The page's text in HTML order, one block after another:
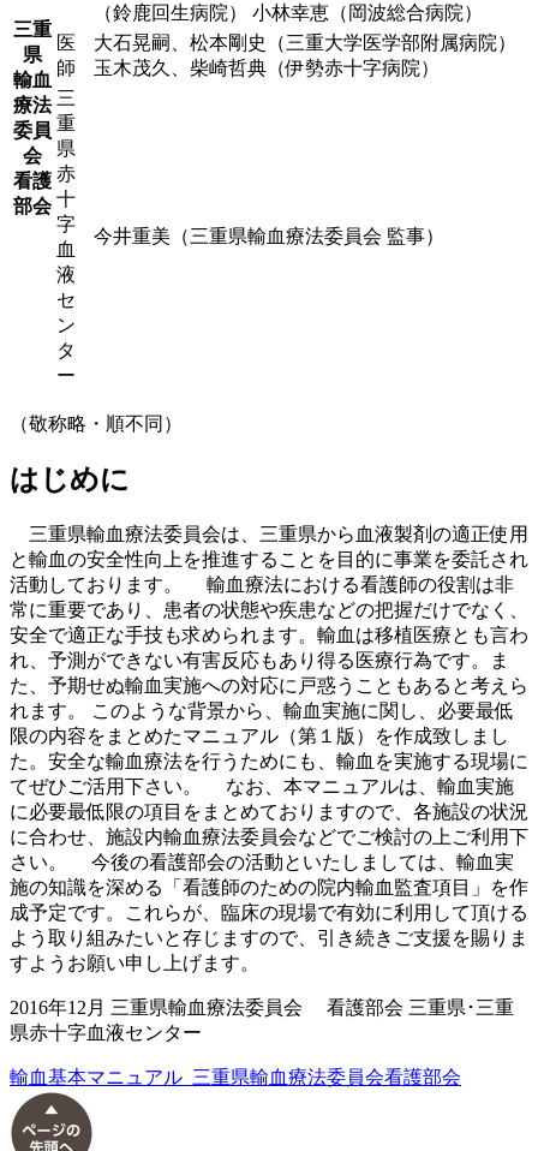
三重
県
輸血
療法
委員
会
看護
部会
（鈴鹿回生病院） 小林幸恵（岡波総合病院）
医
師
大石晃嗣、松本剛史（三重大学医学部附属病院）
玉木茂久、柴崎哲典（伊勢赤十字病院）
三
重
県
赤
十
字
血
液
セ
ン
タ
ー
今井重美（三重県輸血療法委員会 監事）
（敬称略・順不同）
はじめに
三重県輸血療法委員会は、三重県から血液製剤の適正使用
と輸血の安全性向上を推進することを目的に事業を委託され
活動しております。 輸血療法における看護師の役割は非
常に重要であり、患者の状態や疾患などの把握だけでなく、
安全で適正な手技も求められます。輸血は移植医療とも言わ
れ、予測ができない有害反応もあり得る医療行為です。ま
た、予期せぬ輸血実施への対応に戸惑うこともあると考えら
れます。 このような背景から、輸血実施に関し、必要最低
限の内容をまとめたマニュアル（第１版）を作成致しまし
た。安全な輸血療法を行うためにも、輸血を実施する現場に
てぜひご活用下さい。 なお、本マニュアルは、輸血実施
に必要最低限の項目をまとめておりますので、各施設の状況
に合わせ、施設内輸血療法委員会などでご検討の上ご利用下
さい。 今後の看護部会の活動といたしましては、輸血実
施の知識を深める「看護師のための院内輸血監査項目」を作
成予定です。これらが、臨床の現場で有効に利用して頂ける
よう取り組みたいと存じますので、引き続きご支援を賜りま
すようお願い申し上げます。
2016年12月 三重県輸血療法委員会 看護部会 三重県･三重
県赤十字血液センター
輸血基本マニュアル_三重県輸血療法委員会看護部会